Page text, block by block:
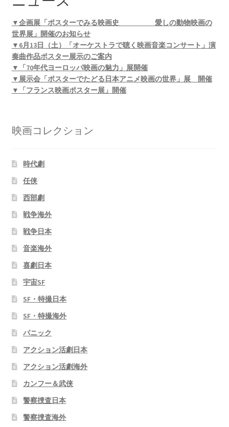
▼企画展「ポスターでみる映画史 愛しの動物映画の
世界展」開催のお知らせ
▼6月13日（土）「オーケストラで聴く映画音楽コンサート」演
奏曲作品ポスター展示のご案内
▼「70年代ヨーロッパ映画の魅力」展開催
▼展示会「ポスターでたどる日本アニメ映画の世界」展 開催
▼「フランス映画ポスター展」開催
映画コレクション
時代劇
任侠
西部劇
戦争海外
戦争日本
音楽海外
喜劇日本
宇宙SF
SF・特撮日本
SF・特撮海外
パニック
アクション活劇日本
アクション活劇海外
カンフー＆武侠
警察捜査日本
警察捜査海外